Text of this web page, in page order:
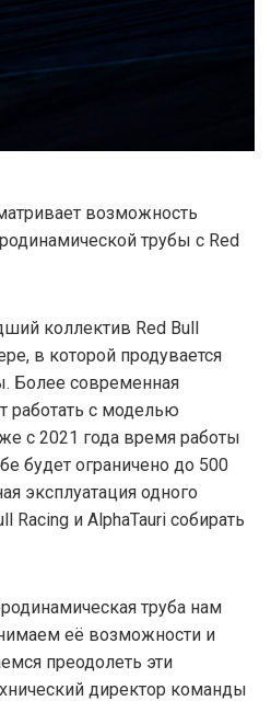
возможность
трубы с Red
коллектив Red Bull
в которой продувается
Более современная
работать с моделью
с 2021 года время работы
будет ограничено до 500
эксплуатация одного
Racing и AlphaTauri собирать
труба нам
её возможности и
преодолеть эти
директор команды